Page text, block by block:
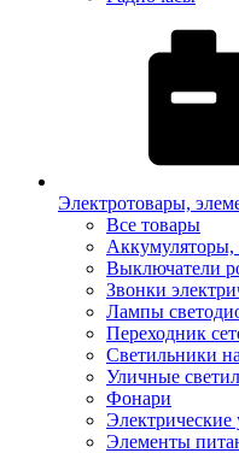
Электротовары,
Все товары
Аккумуляторы,
Выключатели
Звонки
Лампы
Переходник
Светильники
Уличные
Фонари
Электрические
Элементы